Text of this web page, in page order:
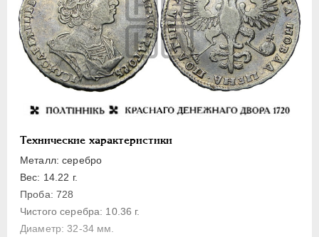
Технические характеристики
Металл: серебро
Вес: 14.22 г.
Проба: 728
Чистого серебра: 10.36 г.
Диаметр: 32-34 мм.
Алтын(ник)
1 копейка
Медь
Для Речи Посполитой
ЕКАТЕРИНА I 1725-1727
ПЕТР II 1727-1729
АННА ИОАННОВНА
ИОАНН АНТОНОВИЧ